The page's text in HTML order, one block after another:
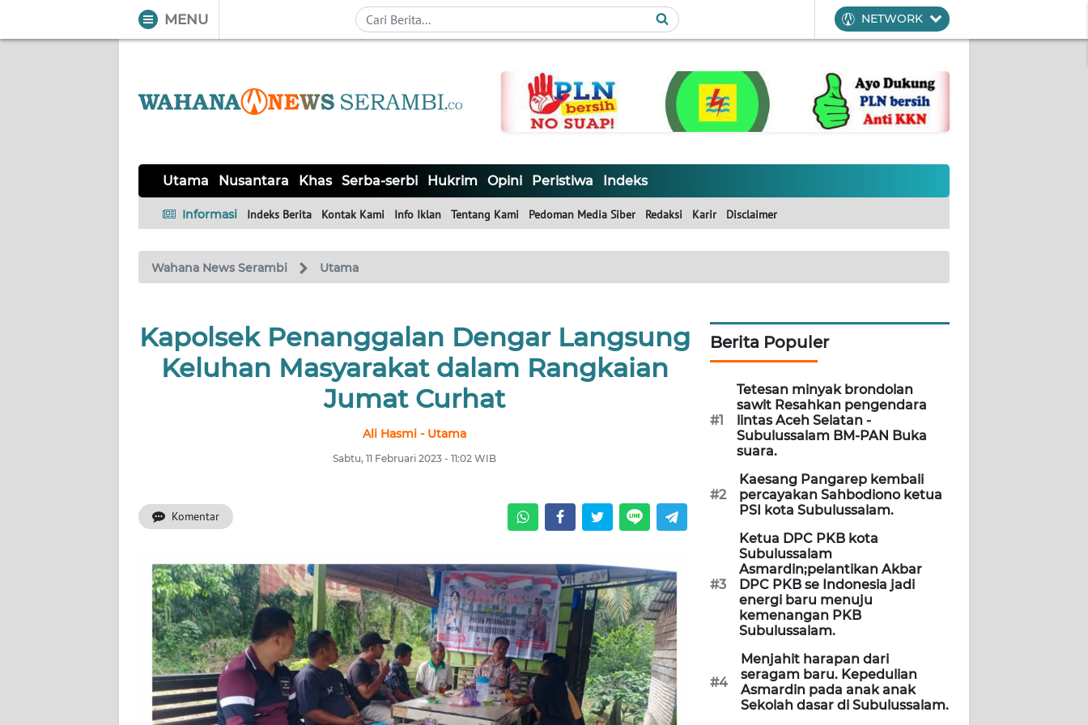
MENU NETWORK
Utama Nusantara Khas Serba-serbi Hukrim Opini Peristiwa Indeks
Informasi Indeks Berita Kontak Kami Info Iklan Tentang Kami Pedoman Media Siber Redaksi Karir Disclaimer
Wahana News Serambi Utama
Kapolsek Penanggalan Dengar Langsung
Keluhan Masyarakat dalam Rangkaian
Jumat Curhat
Ali Hasmi - Utama
Sabtu, 11 Februari 2023 - 11:02 WIB
Komentar
Berita Populer
#1
Tetesan minyak brondolan
sawit Resahkan pengendara
lintas Aceh Selatan -
Subulussalam BM-PAN Buka
suara.
#2
Kaesang Pangarep kembali
percayakan Sahbodiono ketua
PSI kota Subulussalam.
#3
Ketua DPC PKB kota
Subulussalam
Asmardin;pelantikan Akbar
DPC PKB se Indonesia jadi
energi baru menuju
kemenangan PKB
Subulussalam.
#4
Menjahit harapan dari
seragam baru. Kepedulian
Asmardin pada anak anak
Sekolah dasar di Subulussalam.